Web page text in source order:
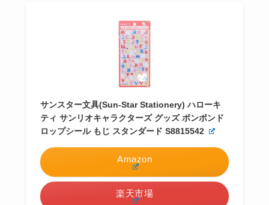
サンスター文具(Sun-Star Stationery) ハローキ
ティ サンリオキャラクターズ グッズ ボンボンド
ロップシール もじ スタンダード S8815542
Amazon
楽天市場